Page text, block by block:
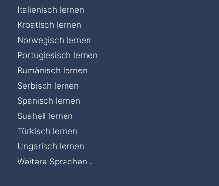
Italienisch lernen
Kroatisch lernen
Norwegisch lernen
Portugiesisch lernen
Rumänisch lernen
Serbisch lernen
Spanisch lernen
Suaheli lernen
Türkisch lernen
Ungarisch lernen
Weitere Sprachen...